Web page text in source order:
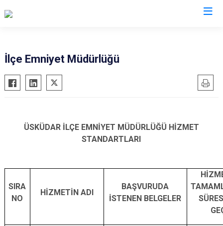
Adalar
Avcılar
Bahçelievler
Beşiktaş
Beykoz
Beyoğlu
Kadıköy
Kağıthane
Küçükçekmece
Üsküdar
Ataşehir
Başakşehir
Beylikdüzü
İlçe Emniyet Müdürlüğü
ÜSKÜDAR İLÇE EMNİYET MÜDÜRLÜĞÜ HİZMET
STANDARTLARI
SIRA
NO
HİZMETİN ADI
BAŞVURUDA
İSTENEN BELGELER